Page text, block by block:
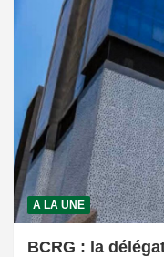
A LA UNE
BCRG : la